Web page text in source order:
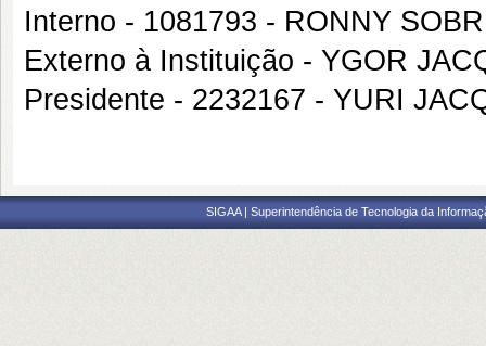
Interno - 1081793 - RONNY
Externo à Instituição - YGOR
Presidente - 2232167 - YURI
SIGAA | Superintendência de Tecnologia da